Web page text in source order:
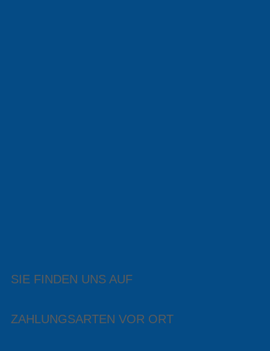
SIE FINDEN UNS AUF
ZAHLUNGSARTEN VOR ORT